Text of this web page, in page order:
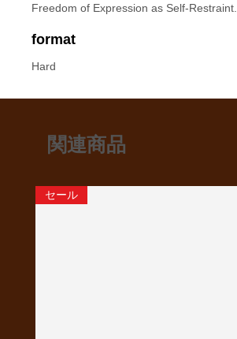
Freedom of Expression as Self-Restraint.
format
Hard
関連商品
セール